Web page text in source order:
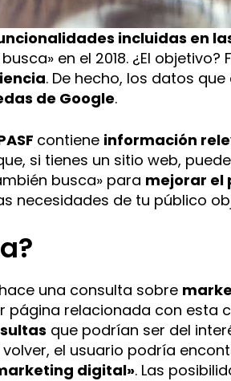
incluidas en las
en el 2018. ¿El
. De hecho, los datos
de Google.
contiene información
si tienes un sitio web,
busca» para mejorar el
necesidades de tu público
una consulta sobre
página relacionada con esta
que podrían ser del
el usuario podría
digital». Las